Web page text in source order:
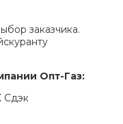
заказчика.
Опт-Газ:
Сдэк